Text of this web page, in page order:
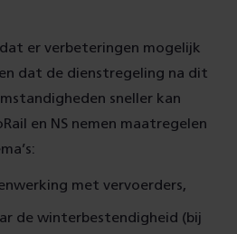
er verbeteringen mogelijk
dat de dienstregeling na dit
sneller kan
en NS nemen maatregelen
met vervoerders,
de winterbestendigheid (bij